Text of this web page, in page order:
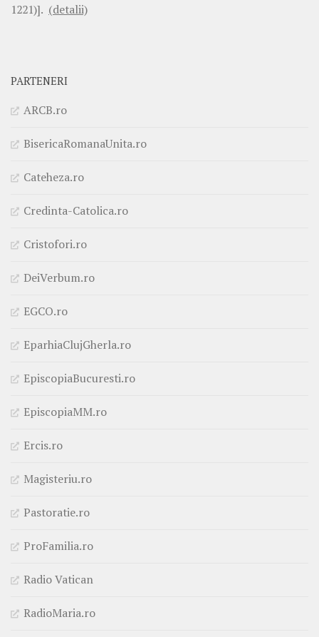
1221)]. (detalii)
PARTENERI
ARCB.ro
BisericaRomanaUnita.ro
Cateheza.ro
Credinta-Catolica.ro
Cristofori.ro
DeiVerbum.ro
EGCO.ro
EparhiaClujGherla.ro
EpiscopiaBucuresti.ro
EpiscopiaMM.ro
Ercis.ro
Magisteriu.ro
Pastoratie.ro
ProFamilia.ro
Radio Vatican
RadioMaria.ro